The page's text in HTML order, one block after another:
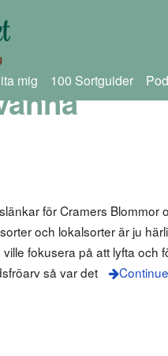
mig 100 Sortguider
för Cramers Blommor
och lokalsorter är ju
fokusera på att lyfta och
så var det